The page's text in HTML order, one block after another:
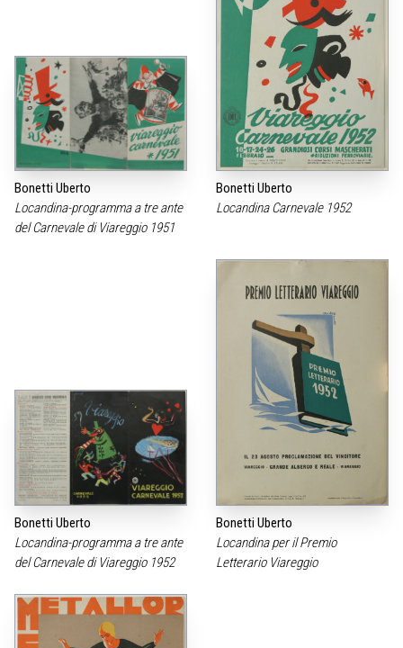
Bonetti Uberto
Locandina-programma a tre ante
del Carnevale di Viareggio 1951
Bonetti Uberto
Locandina Carnevale 1952
Bonetti Uberto
Locandina-programma a tre ante
del Carnevale di Viareggio 1952
Bonetti Uberto
Locandina per il Premio
Letterario Viareggio